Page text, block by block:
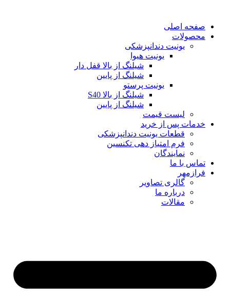
محتوا
صفحه اصلی
محصولات
یونیت دندانپزشکی
یونیت هیوا
شیلنگ از بالا قفل دار
شیلنگ از پایین
یونیت پرستو
شیلنگ از بالا S40
شیلنگ از پایین
لیست قیمت
خدمات پس از خرید
قطعات یونیت دندانپزشکی
فرم امتیاز دهی تکنسین
نمایندگان
تماس با ما
فرازمهر
گالری تصاویر
درباره ما
مقالات